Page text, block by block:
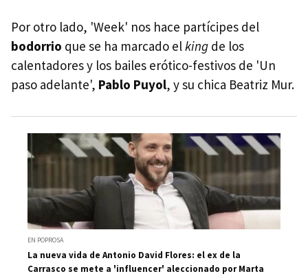
Por otro lado, 'Week' nos hace partícipes del
bodorrio que se ha marcado elking de los
calentadores y los bailes erótico-festivos de 'Un
paso adelante', Pablo Puyol, y su chica Beatriz Mur.
EN POPROSA
La nueva vida de Antonio David Flores: el ex de la
Carrasco se mete a 'influencer' aleccionado por Marta